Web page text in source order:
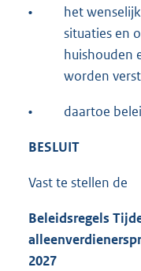
•
het
situaties en
huishouden
worden
• daartoe
BESLUIT
Vast te stellen de
Beleidsregels
2027